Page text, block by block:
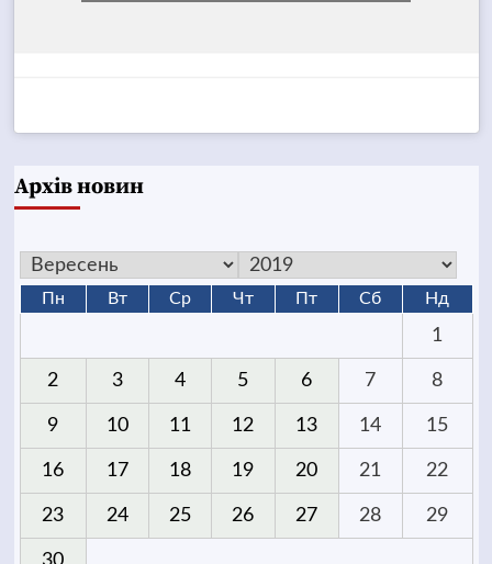
Архів новин
Пн Вт Ср Чт Пт Сб Нд
1
2 3 4 5 6 7 8
9 10 11 12 13 14 15
16 17 18 19 20 21 22
23 24 25 26 27 28 29